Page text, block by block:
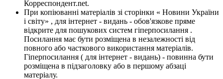
Корреспондент.net.
При копіюванні матеріалів зі сторінки « Новини України
і світу» , для інтернет - видань - обов'язкове пряме
відкрите для пошукових систем гіперпосилання .
Посилання має бути розміщена в незалежності від
повного або часткового використання матеріалів.
Гіперпосилання ( для інтернет - видань) - повинна бути
розміщена в підзаголовку або в першому абзаці
матеріалу.